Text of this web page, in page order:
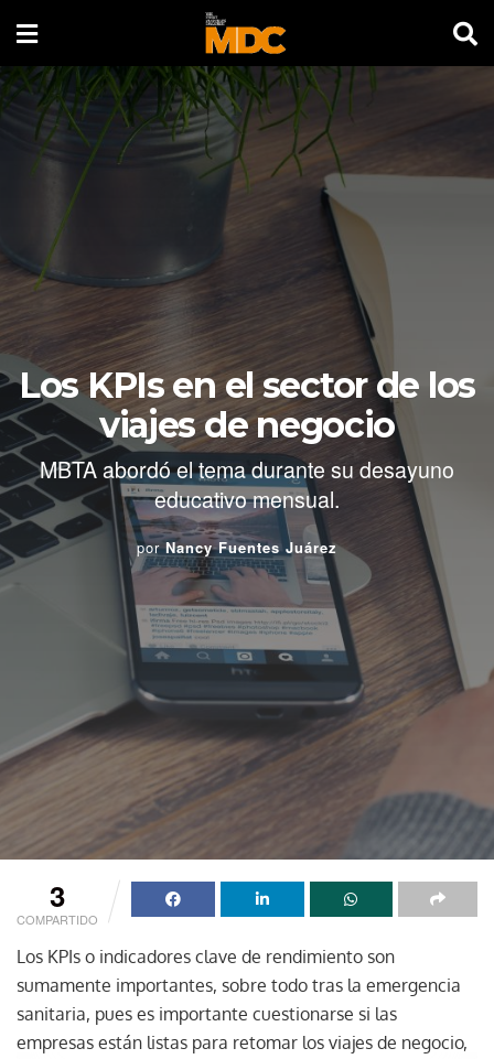
Los KPIs en el sector de los
viajes de negocio
MBTA abordó el tema durante su desayuno
educativo mensual.
por Nancy Fuentes Juárez
3
COMPARTIDO
Los KPIs o indicadores clave de rendimiento son
sumamente importantes, sobre todo tras la emergencia
sanitaria, pues es importante cuestionarse si las
empresas están listas para retomar los viajes de negocio,